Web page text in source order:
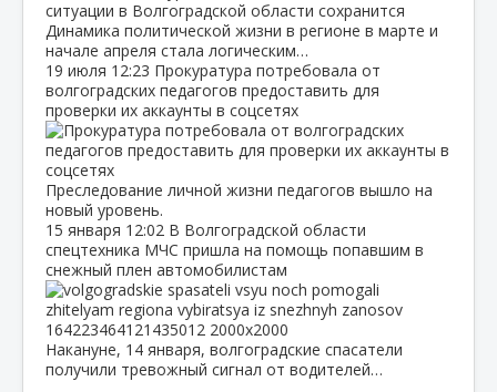
Динамика политической жизни в регионе в марте и
начале апреля стала логическим…
19 июля 12:23 Прокуратура потребовала от
волгоградских педагогов предоставить для
проверки их аккаунты в соцсетях
Преследование личной жизни педагогов вышло на
новый уровень.
15 января 12:02 В Волгоградской области
спецтехника МЧС пришла на помощь попавшим в
снежный плен автомобилистам
Накануне, 14 января, волгоградские спасатели
получили тревожный сигнал от водителей…